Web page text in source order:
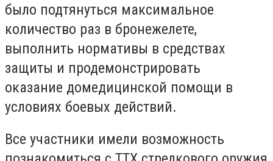
было подтянуться максимальное
количество раз в бронежелете,
выполнить нормативы в средствах
защиты и продемонстрировать
оказание домедицинской помощи в
условиях боевых действий.
Все участники имели возможность